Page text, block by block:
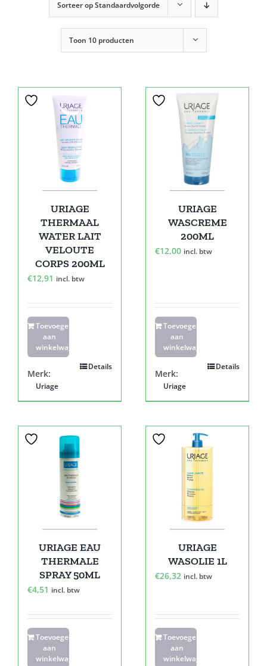
Sorteer opStandaardvolgorde
Toon 10 producten
URIAGE
THERMAAL
WATER LAIT
VELOUTE
CORPS 200ML
€12,91 incl. btw
Toevoegen
aan
winkelwagen
Details
Merk:
Uriage
URIAGE
WASCREME
200ML
€12,00 incl. btw
Toevoegen
aan
winkelwagen
Details
Merk:
Uriage
URIAGE EAU
THERMALE
SPRAY 50ML
€4,51 incl. btw
Toevoegen
aan
winkelwagen
URIAGE
WASOLIE 1L
€26,32 incl. btw
Toevoegen
aan
winkelwagen